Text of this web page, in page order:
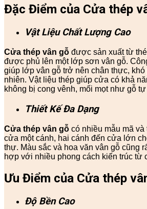
Đặc Điểm của Cửa thép
Vật Liệu Chất Lượng Cao
Cửa thép vân gỗ được sản xuất từ
được phủ lên một lớp sơn vân gỗ.
giúp lớp vân gỗ trở nên chân thực,
nhiên. Vật liệu thép giúp cửa có khả
không bị cong vênh, mối mọt như gỗ
Thiết Kế Đa Dạng
Cửa thép vân gỗ có nhiều mẫu mã
cửa một cánh, hai cánh đến cửa lớn
thự. Màu sắc và hoa văn vân gỗ cũng
hợp với nhiều phong cách kiến trúc từ
Ưu Điểm của Cửa thép
Độ Bền Cao